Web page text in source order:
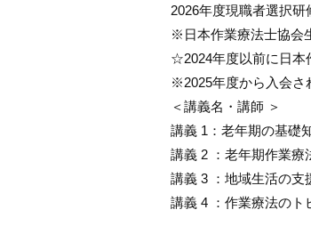
2026年度現職者選択
※日本作業療法士協会
☆2024年度以前に日本
※2025年度から入会さ
＜講義名・講師 ＞
講義 1：老年期の基礎
講義 2 ：老年期作業療
講義 3 ：地域生活の支
講義 4 ：作業療法のト